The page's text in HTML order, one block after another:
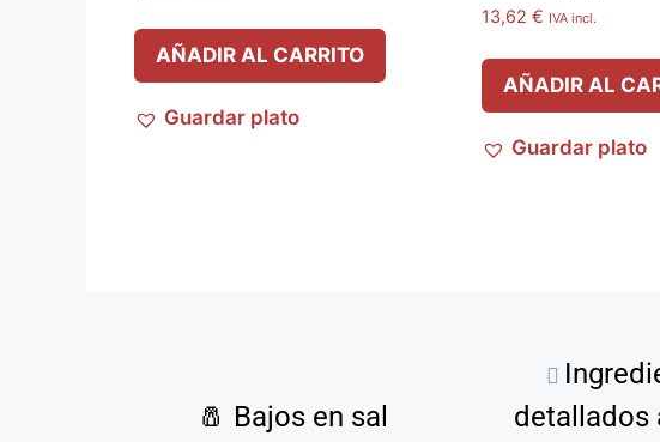
AÑADIR AL CARRITO
Guardar plato
13,62 € IVA incl.
AÑADIR AL
Guardar plato
🧂 Bajos en sal
detallados